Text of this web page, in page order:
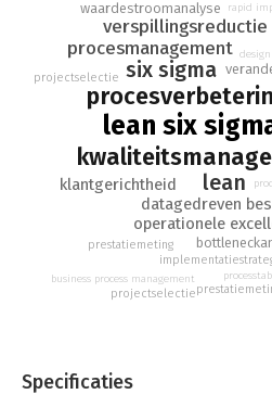
makkelijker dan ooit om ze te
Brenig-Jones zijn directeurs bij
leider op het gebied van Lean Six
houdt zich bezig met
is expert op het gebied van
verandermanagement. Beiden zijn
lean six
six sigma
lean
procesmanagement
verspillingsreductie
datagedreven
operationele
klantgerichtheid
waardestroomanalyse
prestatiemeting
projectselectie
rapid
business process management
projectselectie
Specificaties